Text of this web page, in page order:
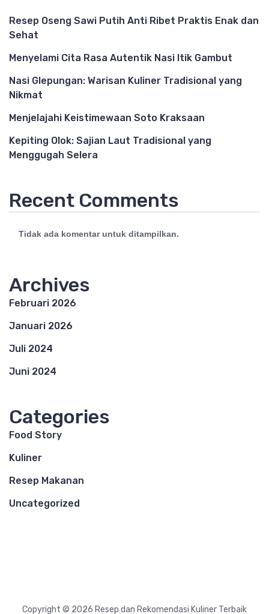
Resep Oseng Sawi Putih Anti Ribet Praktis Enak dan
Sehat
Menyelami Cita Rasa Autentik Nasi Itik Gambut
Nasi Glepungan: Warisan Kuliner Tradisional yang
Nikmat
Menjelajahi Keistimewaan Soto Kraksaan
Kepiting Olok: Sajian Laut Tradisional yang
Menggugah Selera
Recent Comments
Tidak ada komentar untuk ditampilkan.
Archives
Februari 2026
Januari 2026
Juli 2024
Juni 2024
Categories
Food Story
Kuliner
Resep Makanan
Uncategorized
Copyright © 2026 Resep dan Rekomendasi Kuliner Terbaik